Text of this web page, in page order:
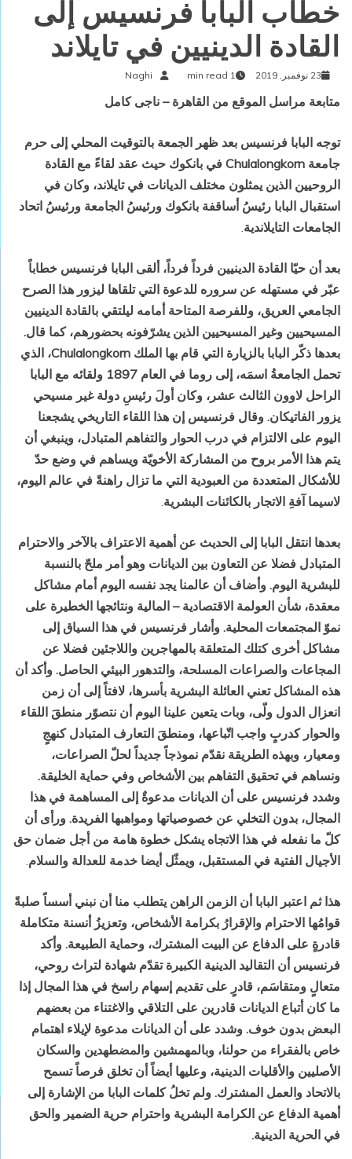
خطاب البابا فرنسيس إلى
القادة الدينيين في تايلاند
23 نوفمبر, 2019 1 min read
Naghi
متابعة مراسل الموقع من القاهرة – ناجى كامل
توجه البابا فرنسيس بعد ظهر الجمعة بالتوقيت المحلي إلى حرم
جامعة Chulalongkorn في بانكوك حيث عقد لقاءً مع القادة
الروحيين الذين يمثلون مختلف الديانات في تايلاند، وكان في
استقبال البابا رئيسُ أساقفة بانكوك ورئيسُ الجامعة ورئيسُ اتحاد
الجامعات التايلاندية.
بعد أن حيّا القادة الدينيين فرداً فرداً، ألقى البابا فرنسيس خطاباً
عبّر في مستهله عن سروره للدعوة التي تلقاها ليزور هذا الصرح
الجامعي العريق، وللفرصة المتاحة أمامه ليلتقي بالقادة الدينيين
المسيحيين وغير المسيحيين الذين يشرّفونه بحضورهم، كما قال.
بعدها ذكّر البابا بالزيارة التي قام بها الملك Chulalongkorn، الذي
تحمل الجامعةُ اسمَه، إلى روما في العام 1897 ولقائه مع البابا
الراحل لاوون الثالث عشر، وكان أولَ رئيسِ دولة غير مسيحي
يزور الفاتيكان. وقال فرنسيس إن هذا اللقاء التاريخي يشجعنا
اليوم على الالتزام في درب الحوار والتفاهم المتبادل، وينبغي أن
يتم هذا الأمر بروح من المشاركة الأخويّة ويساهم في وضع حدّ
للأشكال المتعددة من العبودية التي ما تزال راهنةً في عالم اليوم،
لاسيما آفةِ الاتجار بالكائنات البشرية.
بعدها انتقل البابا إلى الحديث عن أهمية الاعتراف بالآخر والاحترام
المتبادل فضلا عن التعاون بين الديانات وهو أمر ملحّ بالنسبة
للبشرية اليوم. وأضاف أن عالمنا يجد نفسه اليوم أمام مشاكل
معقدة، شأن العولمة الاقتصادية – المالية ونتائجها الخطيرة على
نموّ المجتمعات المحلية. وأشار فرنسيس في هذا السياق إلى
مشاكل أخرى كتلك المتعلقة بالمهاجرين واللاجئين فضلا عن
المجاعات والصراعات المسلحة، والتدهور البيئي الحاصل. وأكد أن
هذه المشاكل تعني العائلة البشرية بأسرها، لافتاً إلى أن زمن
انعزال الدول ولّى، وبات يتعين علينا اليوم أن نتصوّر منطقَ اللقاء
والحوار كدربٍ واجب اتّباعها، ومنطقَ التعارف المتبادل كنهجٍ
ومعيار، وبهذه الطريقة نقدّم نموذجاً جديداً لحلّ الصراعات،
ونساهم في تحقيق التفاهم بين الأشخاص وفي حماية الخليقة.
وشدد فرنسيس على أن الديانات مدعوةٌ إلى المساهمة في هذا
المجال، بدون التخلي عن خصوصياتها ومواهبها الفريدة. ورأى أن
كلّ ما نفعله في هذا الاتجاه يشكل خطوة هامة من أجل ضمان حق
الأجيال الفتية في المستقبل، ويمثّل أيضا خدمة للعدالة والسلام.
هذا ثم اعتبر البابا أن الزمن الراهن يتطلب منا أن نبني أسساً صلبةً
قوامُها الاحترام والإقرارُ بكرامة الأشخاص، وتعزيزُ أنسنة متكاملة
قادرةٍ على الدفاع عن البيت المشترك، وحماية الطبيعة. وأكد
فرنسيس أن التقاليد الدينية الكبيرة تقدّم شهادة لتراث روحي،
متعالٍ ومتقاسَم، قادرٍ على تقديم إسهام راسخ في هذا المجال إذا
ما كان أتباع الديانات قادرين على التلاقي والاغتناء من بعضهم
البعض بدون خوف. وشدد على أن الديانات مدعوة لإيلاء اهتمام
خاص بالفقراء من حولنا، وبالمهمشين والمضطهدين والسكان
الأصليين والأقليات الدينية، وعليها أيضاً أن تخلق فرصاً تسمح
بالاتحاد والعمل المشترك. ولم تخلُ كلمات البابا من الإشارة إلى
أهمية الدفاع عن الكرامة البشرية واحترام حرية الضمير والحق
في الحرية الدينية.